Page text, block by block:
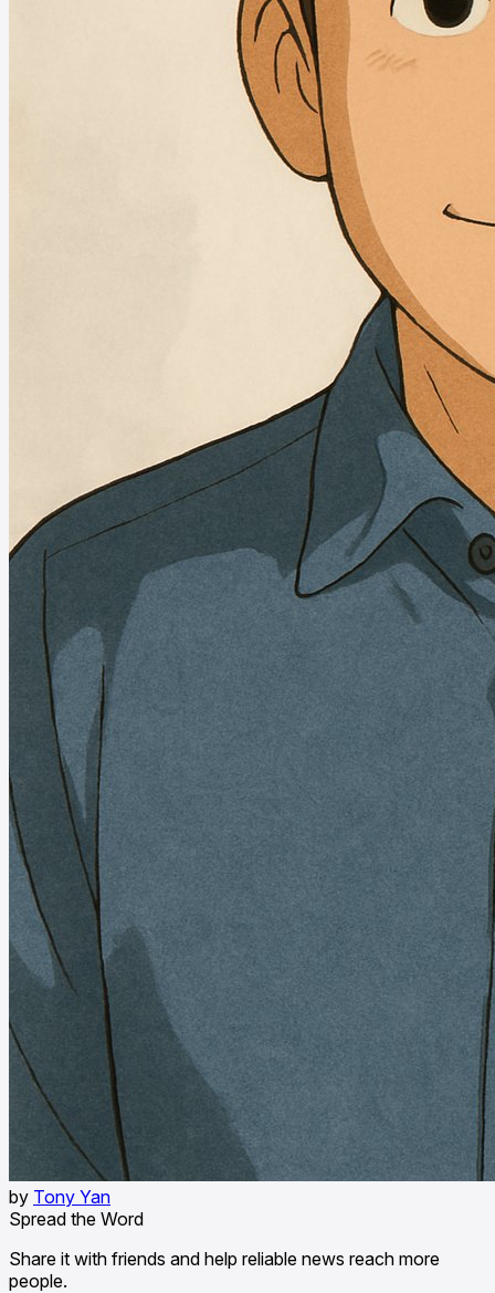
by Tony Yan
Spread the Word
Share it with friends and help reliable news reach more
people.